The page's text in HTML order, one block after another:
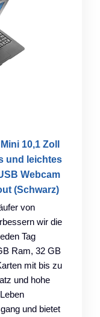
10,1 Zoll
und leichtes
Webcam
(Schwarz)
von
wir die
Tag
Ram, 32 GB
mit bis zu
und hohe
und bietet